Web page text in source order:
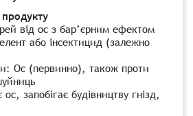
від ос з бар’єрним ефектом
або інсектицид (залежно
Ос (первинно), також проти
запобігає будівництву гнізд,